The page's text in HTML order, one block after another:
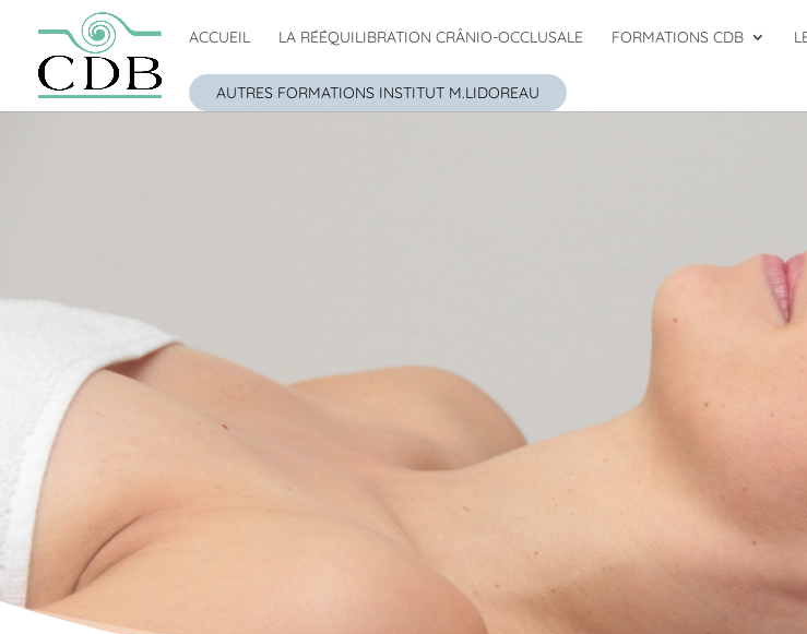
ACCUEIL LA RÉÉQUILIBRATION CRÂNIO-OCCLUSALE FORMATIONS CDB
AUTRES FORMATIONS INSTITUT M.LIDOREAU